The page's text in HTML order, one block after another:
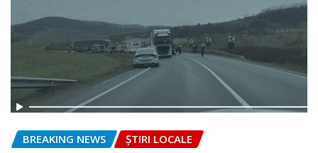
BREAKING NEWS ȘTIRI LOCALE